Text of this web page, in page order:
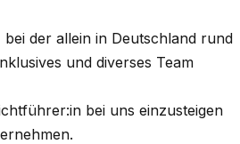
der allein in Deutschland rund
und diverses Team
bei uns einzusteigen